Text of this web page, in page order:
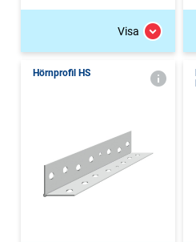
Visa
Hörnprofil HS